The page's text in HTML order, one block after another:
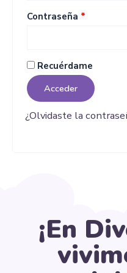
Contraseña *
Recuérdame
Acceder
¿Olvidaste la
¡En